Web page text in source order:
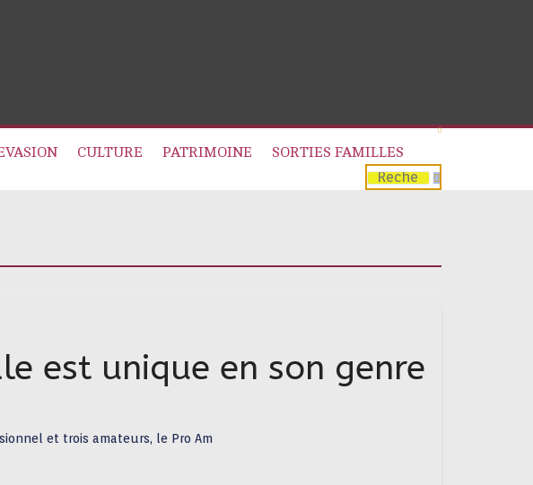
CULTURE PATRIMOINE
SORTIES FAMILLES
est unique en son genre
et trois amateurs, le Pro Am